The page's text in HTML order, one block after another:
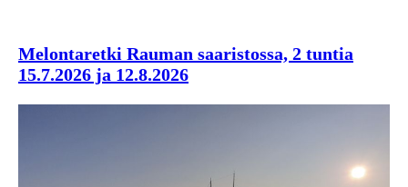
Melontaretki Rauman saaristossa, 2 tuntia
15.7.2026 ja 12.8.2026